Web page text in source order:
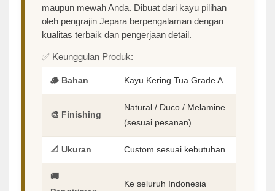
maupun mewah Anda. Dibuat dari kayu pilihan
oleh pengrajin Jepara berpengalaman dengan
kualitas terbaik dan pengerjaan detail.
✅ Keunggulan Produk:
🪵 Bahan Kayu Kering Tua Grade A
🎨 Finishing
Natural / Duco / Melamine
(sesuai pesanan)
📐 Ukuran Custom sesuai kebutuhan
🚚
Ke seluruh Indonesia